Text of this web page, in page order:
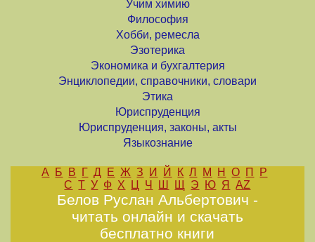
Учим химию
Философия
Хобби, ремесла
Эзотерика
Экономика и бухгалтерия
Энциклопедии, справочники, словари
Этика
Юриспруденция
Юриспруденция, законы, акты
Языкознание
А Б В Г Д Е Ж З И Й К Л М Н О П
Р
С Т У Ф Х Ц Ч Ш Щ Э Ю Я AZ
Белов Руслан Альбертович -
читать онлайн и скачать
бесплатно книги